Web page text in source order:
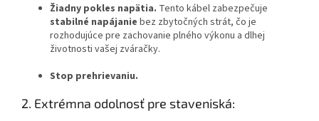
Žiadny pokles napätia. Tento kábel zabezpečuje
stabilné napájanie bez zbytočných strát, čo je
rozhodujúce pre zachovanie plného výkonu a dlhej
životnosti vašej zváračky.
Stop prehrievaniu.
2. Extrémna odolnosť pre staveniská: